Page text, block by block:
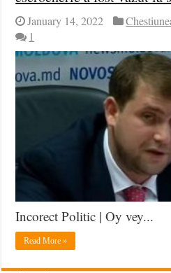
January 14, 2022
1
Incorect Politic | Oy vey...
Read More »